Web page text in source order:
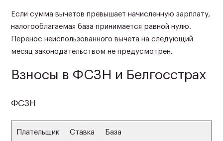
Если сумма вычетов превышает начисленную зарплату,
налогооблагаемая база принимается равной нулю.
Перенос неиспользованного вычета на следующий
месяц законодательством не предусмотрен.
Взносы в ФСЗН и Белгосстрах
ФСЗН
Плательщик Ставка База